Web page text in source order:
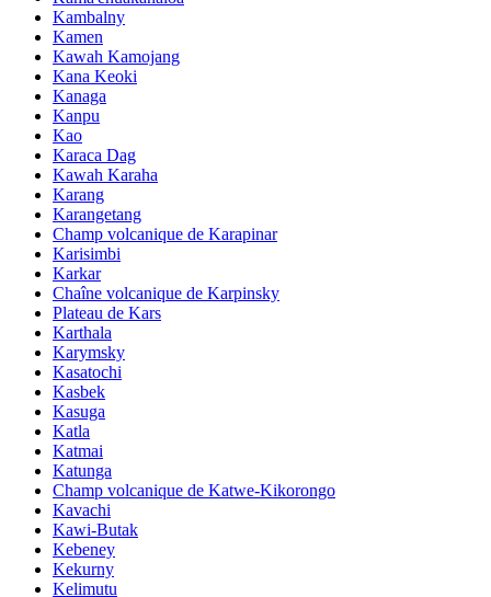
Kambalny
Kamen
Kawah Kamojang
Kana Keoki
Kanaga
Kanpu
Kao
Karaca Dag
Kawah Karaha
Karang
Karangetang
Champ volcanique de Karapinar
Karisimbi
Karkar
Chaîne volcanique de Karpinsky
Plateau de Kars
Karthala
Karymsky
Kasatochi
Kasbek
Kasuga
Katla
Katmai
Katunga
Champ volcanique de Katwe-Kikorongo
Kavachi
Kawi-Butak
Kebeney
Kekurny
Kelimutu